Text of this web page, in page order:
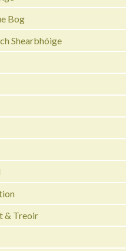
Bog
Shearbhóige
& Treoir